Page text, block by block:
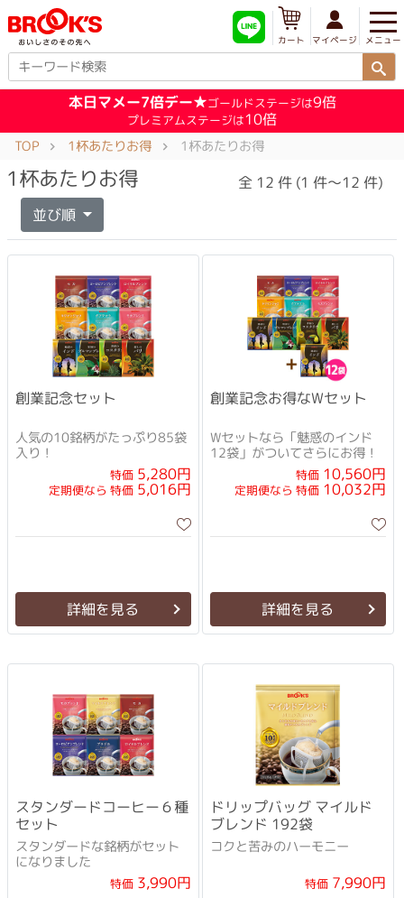
メニュー
マイページ
カート
本日マメー7倍デー★ゴールドステージは9倍
プレミアムステージは10倍
TOP 1杯あたりお得 1杯あたりお得
1杯あたりお得 全 12 件 (1 件～12 件)
並び順
創業記念セット
人気の10銘柄がたっぷり85袋
入り！
特価5,280円
定期便なら 特価5,016円
詳細を見る
創業記念お得なWセット
Wセットなら「魅惑のインド
12袋」がついてさらにお得！
特価10,560円
定期便なら 特価10,032円
詳細を見る
スタンダードコーヒー６種
セット
スタンダードな銘柄がセット
になりました
特価3,990円
ドリップバッグ マイルド
ブレンド 192袋
コクと苦みのハーモニー
特価7,990円